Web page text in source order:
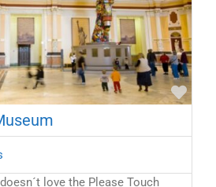
love the Please Touch